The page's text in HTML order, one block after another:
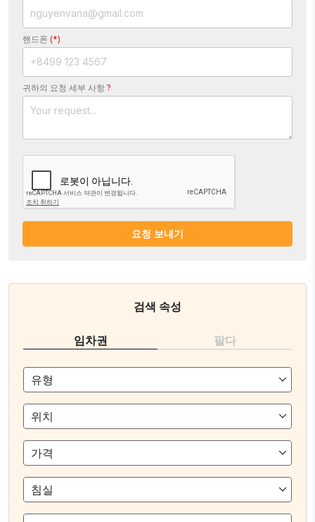
핸드폰 (*)
귀하의 요청 세부 사항 ?
요청 보내기
검색 속성
임차권 팔다
유형
위치
가격
침실